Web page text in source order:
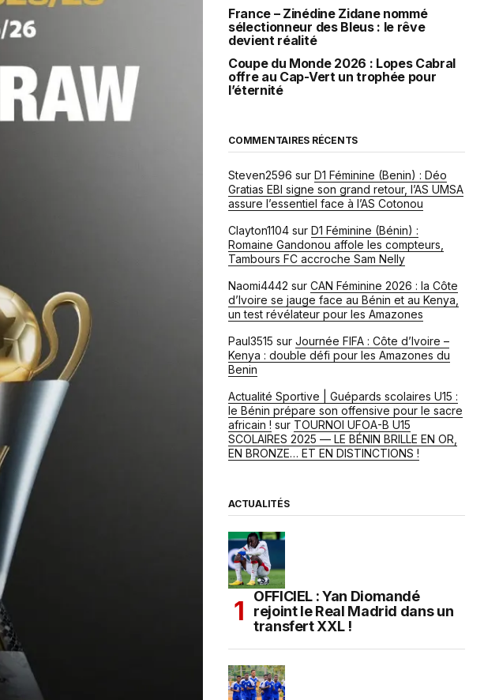
France – Zinédine Zidane nommé
sélectionneur des Bleus : le rêve
devient réalité
Coupe du Monde 2026 : Lopes Cabral
offre au Cap-Vert un trophée pour
l’éternité
COMMENTAIRES RÉCENTS
Steven2596 sur D1 Féminine (Benin) : Déo
Gratias EBI signe son grand retour, l’AS UMSA
assure l’essentiel face à l’AS Cotonou
Clayton1104 sur D1 Féminine (Bénin) :
Romaine Gandonou affole les compteurs,
Tambours FC accroche Sam Nelly
Naomi4442 sur CAN Féminine 2026 : la Côte
d’Ivoire se jauge face au Bénin et au Kenya,
un test révélateur pour les Amazones
Paul3515 sur Journée FIFA : Côte d’Ivoire –
Kenya : double défi pour les Amazones du
Benin
Actualité Sportive | Guépards scolaires U15 :
le Bénin prépare son offensive pour le sacre
africain ! sur TOURNOI UFOA-B U15
SCOLAIRES 2025 — LE BÉNIN BRILLE EN OR,
EN BRONZE… ET EN DISTINCTIONS !
ACTUALITÉS
OFFICIEL : Yan Diomandé
rejoint le Real Madrid dans un
transfert XXL !